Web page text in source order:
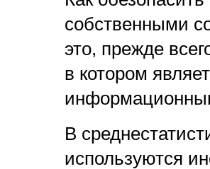
собственными
это, прежде
в котором
В
используются